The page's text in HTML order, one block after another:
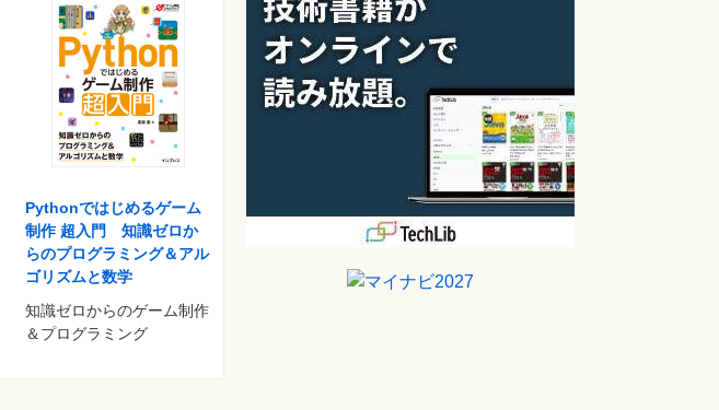
Pythonではじめるゲーム
制作 超入門 知識ゼロか
らのプログラミング＆アル
ゴリズムと数学
知識ゼロからのゲーム制作
＆プログラミング